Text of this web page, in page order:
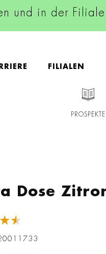
und in der
FILIALEN
PROSPEKTE
Dose